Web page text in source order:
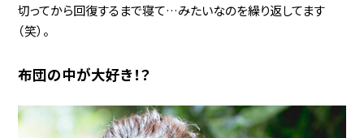
切ってから回復するまで寝て…みたいなのを繰り返してます
（笑）。
布団の中が大好き！？